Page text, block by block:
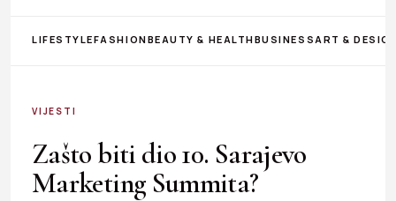
LIFESTYLEFASHIONBEAUTY & HEALTHBUSINESS ART &
VIJESTI
Zašto biti dio 10. Sarajevo
Marketing Summita?